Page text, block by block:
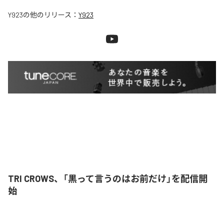
Y923の他のリリース： Y923
TRI CROWS、「黒って言うのはお前だけ」を配信開
始